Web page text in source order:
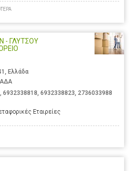
- ΓΛΥΤΣΟΥ
Ελλάδα
, 6932338818, 6932338823, 2736033988
Εταιρείες